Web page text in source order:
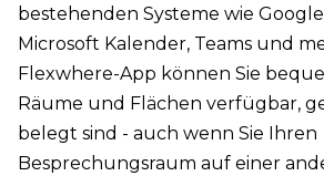
bestehenden Systeme wie
Microsoft Kalender, Teams und
Flexwhere-App können Sie
Räume und Flächen verfügbar,
belegt sind - auch wenn Sie Ihren
Besprechungsraum auf einer